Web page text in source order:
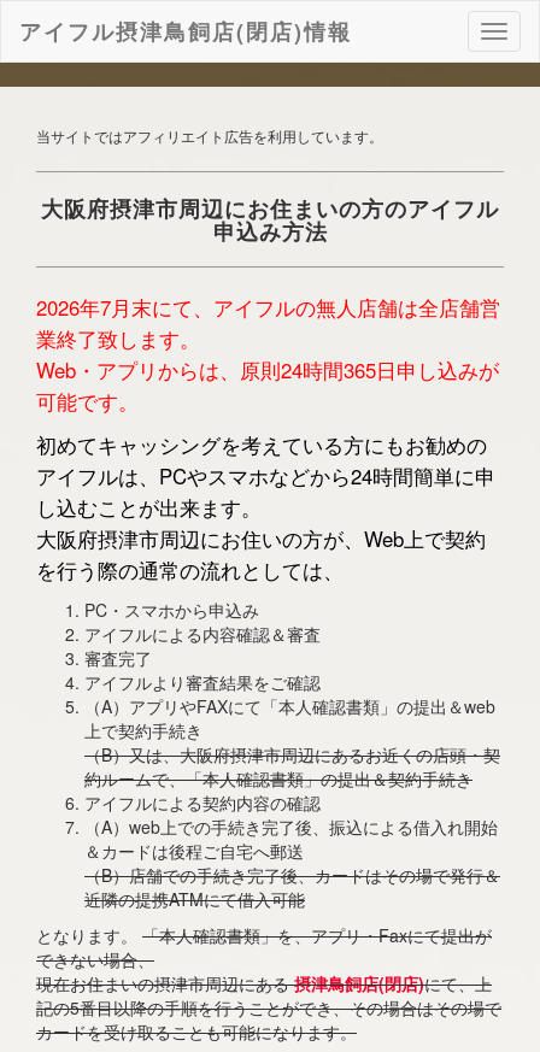
ナ
ビ
ゲ
ン
アイフル摂津鳥飼店(閉店)情報
当サイトではアフィリエイト広告を利用しています。
大阪府摂津市周辺にお住まいの方のアイフル
申込み方法
2026年7月末にて、アイフルの無人店舗は全店舗営
業終了致します。
Web・アプリからは、原則24時間365日申し込みが
可能です。
初めてキャッシングを考えている方にもお勧めの
アイフルは、PCやスマホなどから24時間簡単に申
し込むことが出来ます。
大阪府摂津市周辺にお住いの方が、Web上で契約
を行う際の通常の流れとしては、
PC・スマホから申込み
アイフルによる内容確認＆審査
審査完了
アイフルより審査結果をご確認
（A）アプリやFAXにて「本人確認書類」の提出＆web
上で契約手続き
（B）又は、大阪府摂津市周辺にあるお近くの店頭・契
約ルームで、「本人確認書類」の提出＆契約手続き
アイフルによる契約内容の確認
（A）web上での手続き完了後、振込による借入れ開始
＆カードは後程ご自宅へ郵送
（B）店舗での手続き完了後、カードはその場で発行＆
近隣の提携ATMにて借入可能
となります。 「本人確認書類」を、アプリ・Faxにて提出が
できない場合、
現在お住まいの摂津市周辺にある摂津鳥飼店(閉店)にて、上
記の5番目以降の手順を行うことができ、その場合はその場で
カードを受け取ることも可能になります。